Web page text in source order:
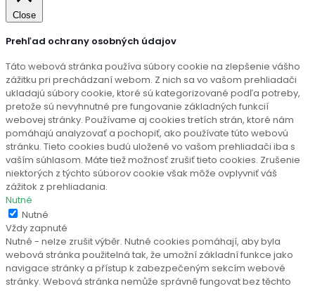
Close
Prehľad ochrany osobných údajov
Táto webová stránka používa súbory cookie na zlepšenie vášho
zážitku pri prechádzaní webom. Z nich sa vo vašom prehliadači
ukladajú súbory cookie, ktoré sú kategorizované podľa potreby,
pretože sú nevyhnutné pre fungovanie základných funkcií
webovej stránky. Používame aj cookies tretích strán, ktoré nám
pomáhajú analyzovať a pochopiť, ako používate túto webovú
stránku. Tieto cookies budú uložené vo vašom prehliadači iba s
vaším súhlasom. Máte tiež možnosť zrušiť tieto cookies. Zrušenie
niektorých z týchto súborov cookie však môže ovplyvniť váš
zážitok z prehliadania.
Nutné
Nutné
Vždy zapnuté
Nutné - nelze zrušit výběr. Nutné cookies pomáhají, aby byla
webová stránka použitelná tak, že umožní základní funkce jako
navigace stránky a přístup k zabezpečeným sekcím webové
stránky. Webová stránka nemůže správně fungovat bez těchto